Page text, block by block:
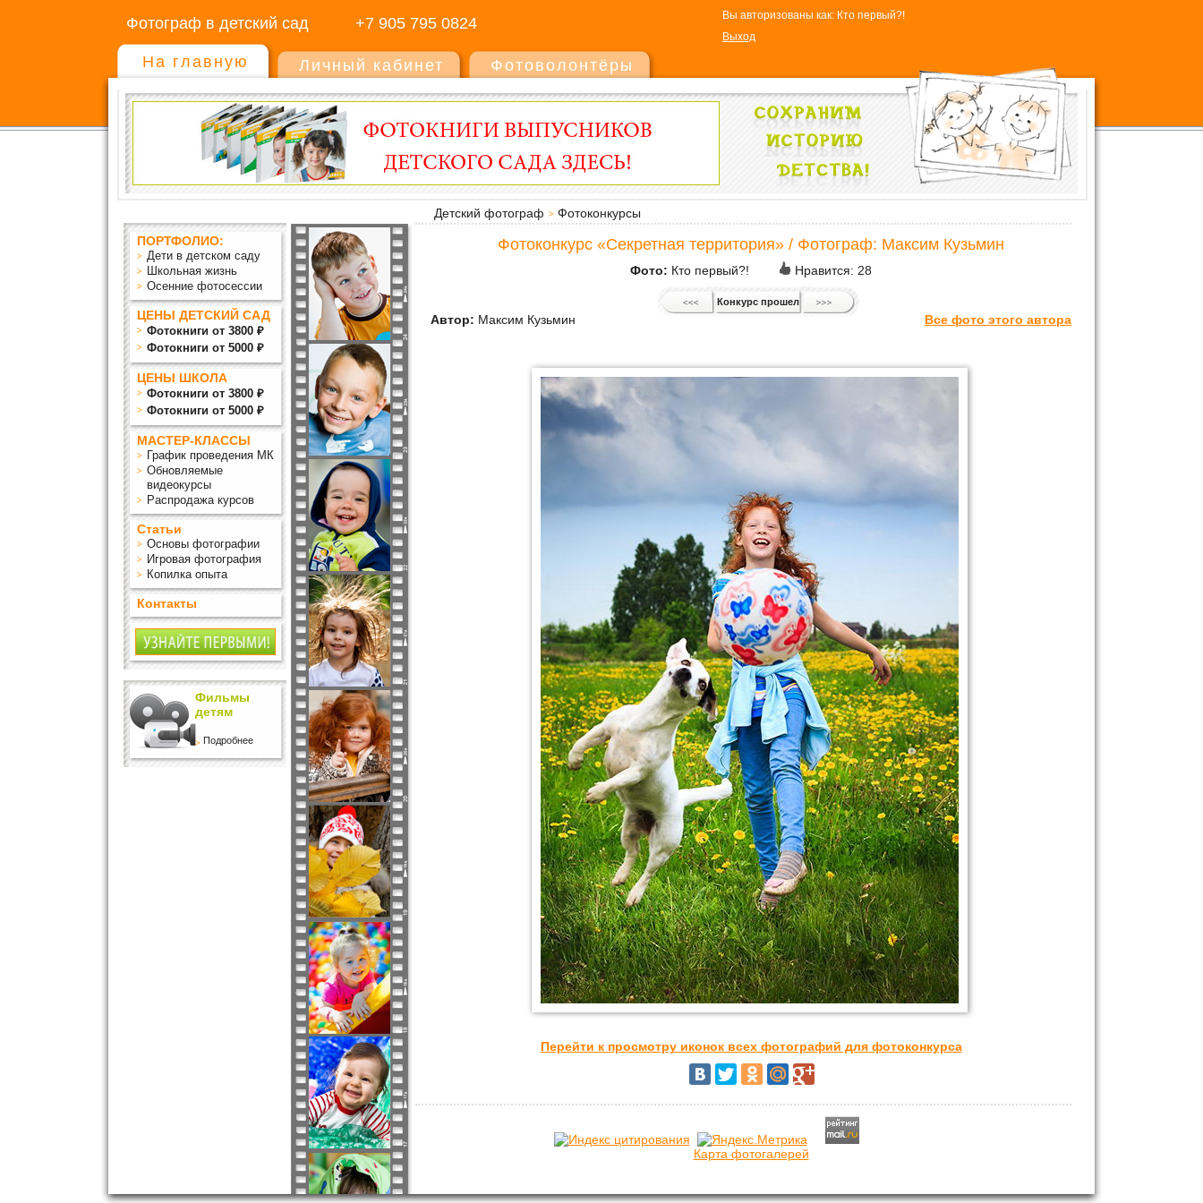
Фотограф в детский сад +7 905 795 0824
Вы авторизованы как: Кто первый?!
Выход
На главную Личный кабинет Фотоволонтёры
Детский фотограф
Фотоконкурсы
ПОРТФОЛИО:
Дети в детском саду
Школьная жизнь
Осенние фотосессии
ЦЕНЫ ДЕТСКИЙ САД
Фотокниги от 3800 ₽
Фотокниги от 5000 ₽
ЦЕНЫ ШКОЛА
Фотокниги от 3800 ₽
Фотокниги от 5000 ₽
МАСТЕР-КЛАССЫ
График проведения МК
Обновляемые
видеокурсы
Распродажа курсов
Статьи
Основы фотографии
Игровая фотография
Копилка опыта
Контакты
Фильмы
детям
Подробнее
Фотоконкурс «Секретная территория» / Фотограф: Максим Кузьмин
Фото: Кто первый?! Нравится: 28
Автор: Максим Кузьмин
Конкурс прошел
Все фото этого автора
Перейти к просмотру иконок всех фотографий для фотоконкурса
Карта фотогалерей